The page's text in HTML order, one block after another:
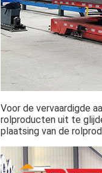
Voor de vervaardigde
rolproducten uit te
plaatsing van de